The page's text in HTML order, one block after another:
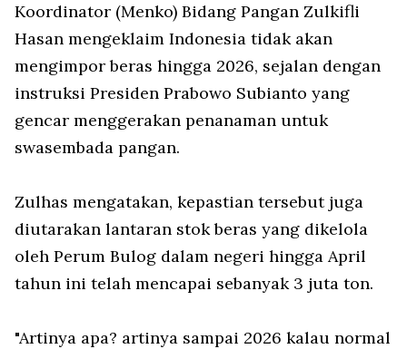
Koordinator (Menko) Bidang Pangan Zulkifli
Hasan mengeklaim Indonesia tidak akan
mengimpor beras hingga 2026, sejalan dengan
instruksi Presiden Prabowo Subianto yang
gencar menggerakan penanaman untuk
swasembada pangan.
Zulhas mengatakan, kepastian tersebut juga
diutarakan lantaran stok beras yang dikelola
oleh Perum Bulog dalam negeri hingga April
tahun ini telah mencapai sebanyak 3 juta ton.
"Artinya apa? artinya sampai 2026 kalau normal